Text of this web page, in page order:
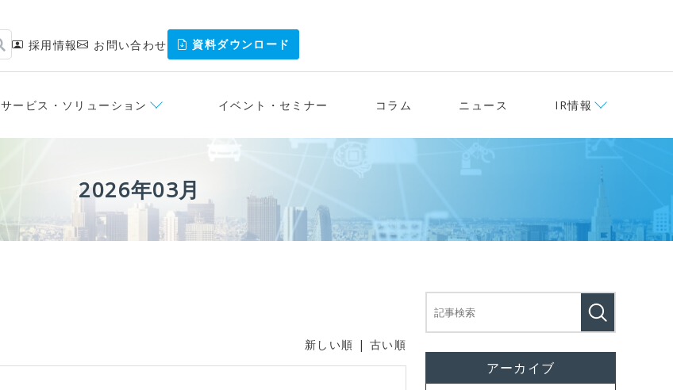
採用情報 お問い合わせ 資料ダウンロード
サービス・ソリューション イベント・セミナー コラム ニュース IR情報
2026年03月
新しい順 | 古い順
アーカイブ